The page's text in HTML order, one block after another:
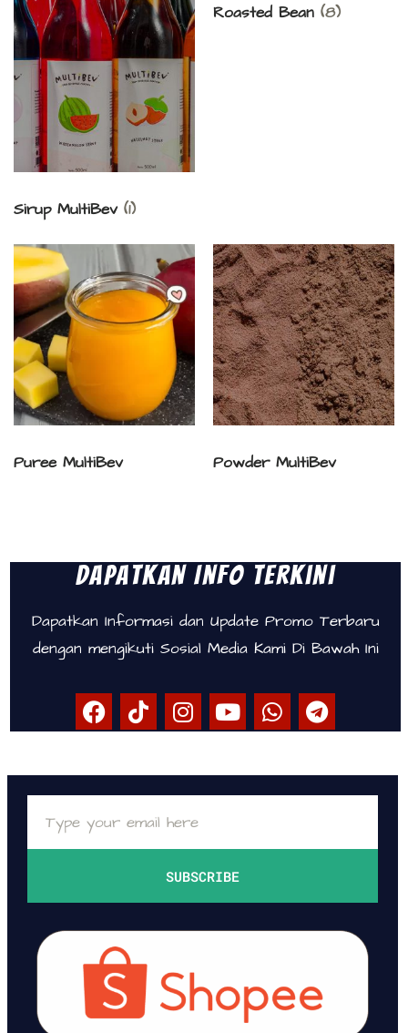
Sirup MultiBev (1)
Roasted Bean (8)
Puree MultiBev Powder MultiBev
Dapatkan Info Terkini
Dapatkan Informasi dan Update Promo Terbaru
dengan mengikuti Sosial Media Kami Di Bawah Ini
SUBSCRIBE